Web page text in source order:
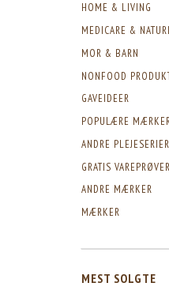
HOME & LIVING
MEDICARE &
MOR & BARN
NONFOOD
GAVEIDEER
POPULÆRE
ANDRE PLEJESERIER
GRATIS VAREPRØVER
ANDRE MÆRKER
MÆRKER
MEST SOLGTE